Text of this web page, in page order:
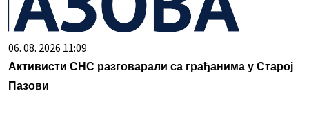
06. 08. 2026 11:09
Активисти СНС разговарали са грађанима у Старој
Пазови